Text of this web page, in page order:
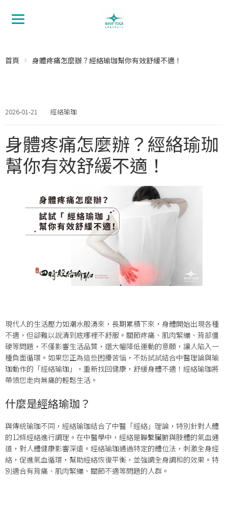
首頁 身體疼痛怎麼辦？經絡瑜珈幫你有效舒緩不適！
2026-01-21 經絡瑜珈
身體疼痛怎麼辦？經絡瑜珈
幫你有效舒緩不適！
現代人的生活壓力如潮水般湧來，長期累積下來，身體開始出現各種
不適，但卻難以說清到底哪裡不舒服。關節疼痛、肌肉緊繃、背部僵
硬等問題，不僅影響生活品質，還大幅降低運動的意願，讓人陷入一
種負面循環。如果您正為這些困擾苦惱，不妨試試結合中醫理論與瑜
珈動作的「經絡瑜珈」，重新找回健康，舒緩身體不適！經絡瑜珈將
帶領您走向無痛的輕鬆生活。
什麼是經絡瑜珈？
與傳統瑜珈不同，經絡瑜珈結合了中醫「經絡」理論，特別針對人體
的12條經絡進行調理。在中醫學中，經絡是聯繫臟腑與肢體的氣血通
道，對人體健康影響深遠。經絡瑜珈通過特定的體位法，刺激全身經
絡，促進氣血循環，幫助經絡恢復平衡，並強調全身調和的效果。特
別適合有背痛、肌肉緊繃、關節不適等問題的人群。